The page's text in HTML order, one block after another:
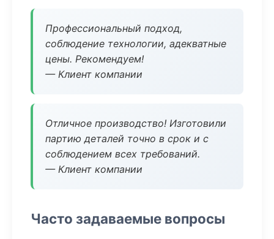
Профессиональный подход,
соблюдение технологии, адекватные
цены. Рекомендуем!
— Клиент компании
Отличное производство! Изготовили
партию деталей точно в срок и с
соблюдением всех требований.
— Клиент компании
Часто задаваемые вопросы